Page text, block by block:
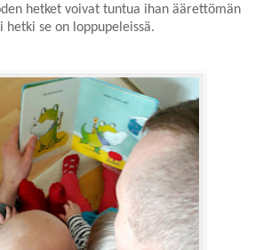
hetket voivat tuntua ihan äärettömän
se on loppupeleissä.